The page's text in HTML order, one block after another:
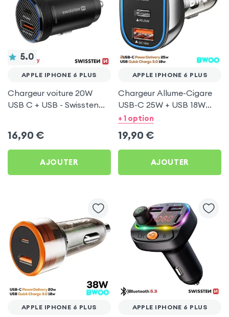
5.0
APPLE IPHONE 6 PLUS
Chargeur voiture 20W
USB C + USB - Swissten
16,90 €
AJOUTER
APPLE IPHONE 6 PLUS
Chargeur Allume-Cigare
USB-C 25W + USB 18W
Bwoo pour Apple iPhone
+ 1 option
19,90 €
AJOUTER
APPLE IPHONE 6 PLUS APPLE IPHONE 6 PLUS